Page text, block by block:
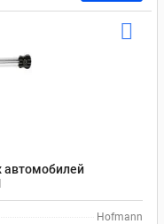
автомобилей
Hofmann